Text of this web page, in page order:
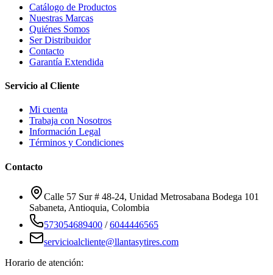
Catálogo de Productos
Nuestras Marcas
Quiénes Somos
Ser Distribuidor
Contacto
Garantía Extendida
Servicio al Cliente
Mi cuenta
Trabaja con Nosotros
Información Legal
Términos y Condiciones
Contacto
Calle 57 Sur # 48-24, Unidad Metrosabana Bodega 101
Sabaneta, Antioquia, Colombia
573054689400 /6044446565
servicioalcliente@llantasytires.com
Horario de atención: